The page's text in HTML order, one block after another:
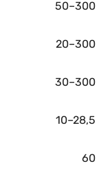
50–300
20–300
30–300
10–28,5
60